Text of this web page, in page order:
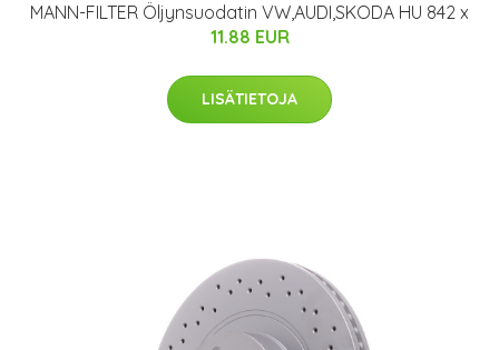
MANN-FILTER Öljynsuodatin VW,AUDI,SKODA HU 842 x
11.88 EUR
LISÄTIETOJA